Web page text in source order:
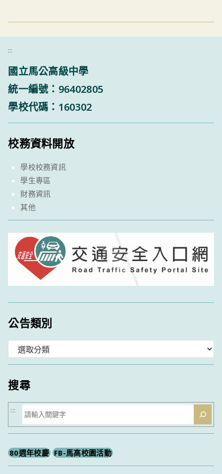
:::
國立馬公高級中學
統一編號：96402805
學校代碼：160302
校務資料開放
學校校務資訊
學生專區
財務資訊
其他
公告類別
類
搜尋
搜
尋
:::
80週年校慶 FB-馬高校園活動